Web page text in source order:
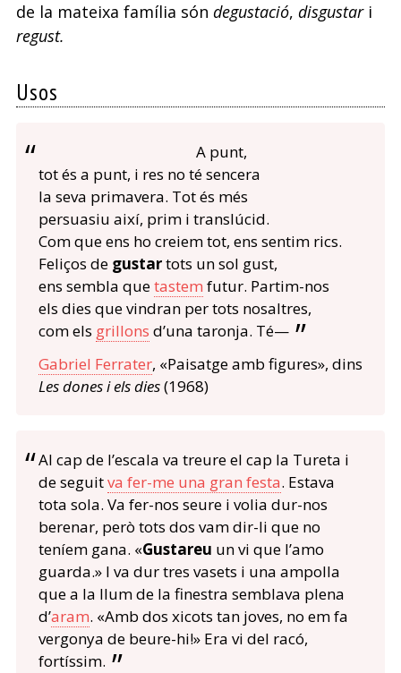
de la mateixa família són degustació, disgustari
regust.
Usos
A punt,
tot és a punt, i res no té sencera
la seva primavera. Tot és més
persuasiu així, prim i translúcid.
Com que ens ho creiem tot, ens sentim rics.
Feliços de gustartots un sol gust,
ens sembla quetastem futur. Partim-nos
els dies que vindran per tots nosaltres,
com els grillons d’una taronja. Té—
Gabriel Ferrater, «Paisatge amb figures», dins
Les dones i els dies(1968)
Al cap de l’escala va treure el cap la Tureta i
de seguitva fer-me una gran festa. Estava
tota sola. Va fer-nos seure i volia dur-nos
berenar, però tots dos vam dir-li que no
teníem gana. «Gustareu un vi que l’amo
guarda.» I va dur tres vasets i una ampolla
que a la llum de la finestra semblava plena
d’aram. «Amb dos xicots tan joves, no em fa
vergonya de beure-hi!» Era vi del racó,
fortíssim.